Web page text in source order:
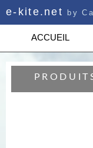
e-kite.net by
ACCUEIL